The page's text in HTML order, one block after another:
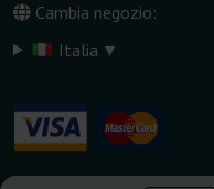
Cambia negozio:
Italia ▾